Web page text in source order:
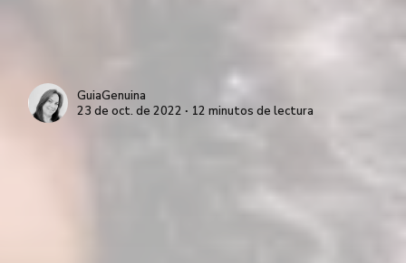
GuiaGenuina
23 de oct. de 2022 ∙ 12 minutos de lectura